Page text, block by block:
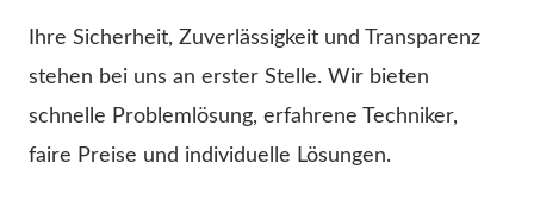
Ihre Sicherheit, Zuverlässigkeit und Transparenz
stehen bei uns an erster Stelle. Wir bieten
schnelle Problemlösung, erfahrene Techniker,
faire Preise und individuelle Lösungen.